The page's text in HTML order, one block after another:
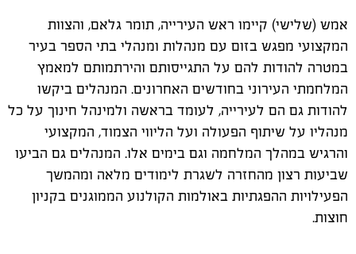
אמש (שלישי) קיימו ראש העירייה, תומר גלאם, והצוות
המקצועי מפגש בזום עם מנהלות ומנהלי בתי הספר בעיר
במטרה להודות להם על התגייסותם והירתמותם למאמץ
המלחמתי העירוני בחודשים האחרונים. המנהלים ביקשו
להודות גם הם לעירייה, לעומד בראשה ולמינהל חינוך על כל
מנהליו על שיתוף הפעולה ועל הליווי הצמוד, המקצועי
והרגיש במהלך המלחמה וגם בימים אלו. המנהלים גם הביעו
שביעות רצון מהחזרה לשגרת לימודים מלאה ומהמשך
הפעילויות ההפגתיות באולמות הקולנוע הממוגנים בקניון
חוצות.